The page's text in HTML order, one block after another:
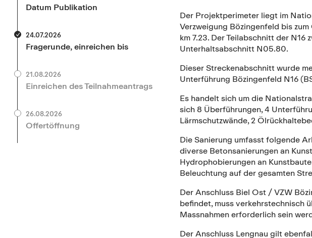
Datum Publikation
24.07.2026
Fragerunde, einreichen bis
21.08.2026
Einreichen des Teilnahmeantrags
26.08.2026
Offertöffnung
Der Projektperimeter liegt im
Verzweigung Bözingenfeld bis
km 7.23. Der Teilabschnitt der N16
Unterhaltsabschnitt N05.80.
Dieser Streckenabschnitt wurde
Unterführung Bözingenfeld N16
Es handelt sich um die
sich 8 Überführungen, 4
Lärmschutzwände, 2
Die Sanierung umfasst folgende
diverse Betonsanierungen an
Hydrophobierungen an
Beleuchtung auf der gesamten
Der Anschluss Biel Ost / VZW
befindet, muss verkehrstechnisch
Massnahmen erforderlich sein
Der Anschluss Lengnau gilt